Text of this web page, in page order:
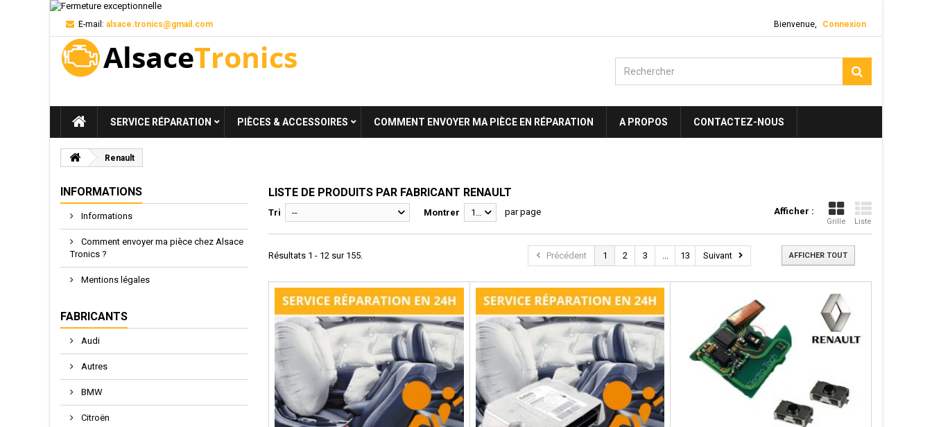
Bienvenue, Connexion
E-mail: alsace.tronics@gmail.com
SERVICE RÉPARATION PIÈCES & ACCESSOIRES COMMENT ENVOYER MA PIÈCE EN RÉPARATION A PROPOS CONTACTEZ-NOUS
Renault
INFORMATIONS
Informations
Comment envoyer ma pièce chez Alsace
Tronics ?
Mentions légales
FABRICANTS
Audi
Autres
BMW
Citroën
LISTE DE PRODUITS PAR FABRICANT RENAULT
Afficher :
Grille Liste
Tri -- Montrer 12 par page
Précédent 1 2 3 ... 13 Suivant AFFICHER TOUT
Résultats 1 - 12 sur 155.